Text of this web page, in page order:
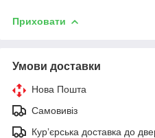
Приховати
Умови доставки
Нова Пошта
Самовивіз
Курʼєрська доставка до